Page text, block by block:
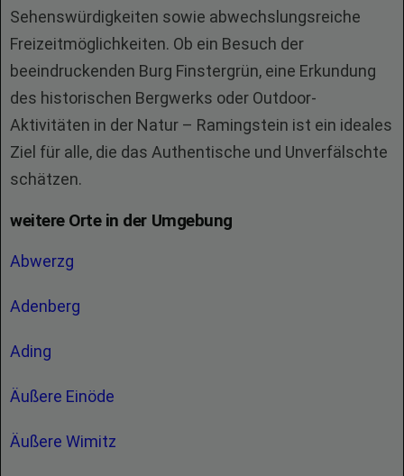
Sehenswürdigkeiten sowie abwechslungsreiche
Freizeitmöglichkeiten. Ob ein Besuch der
beeindruckenden Burg Finstergrün, eine Erkundung
des historischen Bergwerks oder Outdoor-
Aktivitäten in der Natur – Ramingstein ist ein ideales
Ziel für alle, die das Authentische und Unverfälschte
schätzen.
weitere Orte in der Umgebung
Abwerzg
Adenberg
Ading
Äußere Einöde
Äußere Wimitz